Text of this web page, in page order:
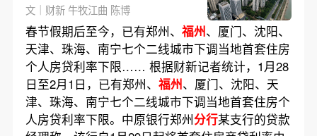
文｜财新 牛牧江曲 陈博
春节假期后至今，已有郑州、 福州、厦门、沈阳、
天津、珠海、南宁七个二线城市下调当地首套住房
个人房贷利率下限…… 根据财新记者统计，1月28
日至2月1日，已有郑州、 福州、厦门、沈阳、天
津、珠海、南宁七个二线城市下调当地首套住房个
人房贷利率下限。中原银行郑州分行某支行的贷款